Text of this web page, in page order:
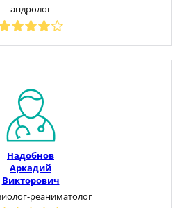
андролог
Надобнов
Аркадий
Викторович
реаниматолог